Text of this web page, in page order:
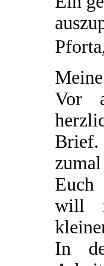
Vor
Brief.
Euch
will
In